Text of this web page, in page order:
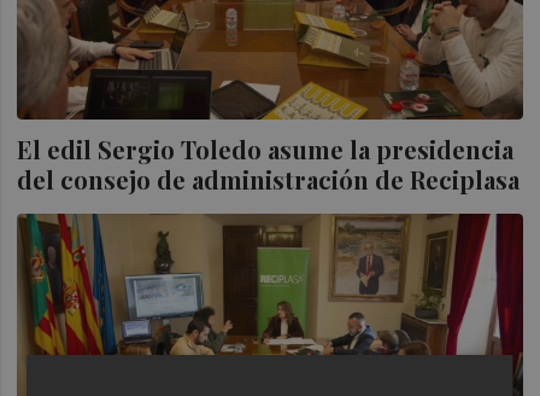
El edil Sergio Toledo asume la presidencia
del consejo de administración de Reciplasa